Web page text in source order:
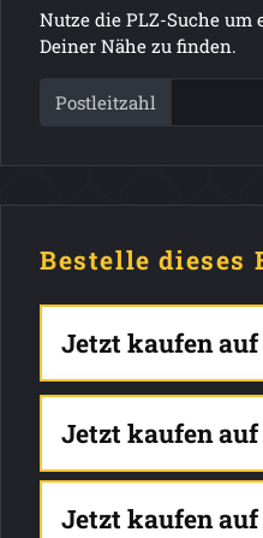
Nutze die PLZ-Suche
Deiner Nähe zu finden.
Postleitzahl
Bestelle dieses
Jetzt kaufen auf
Jetzt kaufen auf
Jetzt kaufen auf